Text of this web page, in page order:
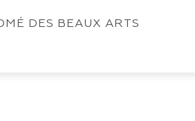
DES BEAUX ARTS